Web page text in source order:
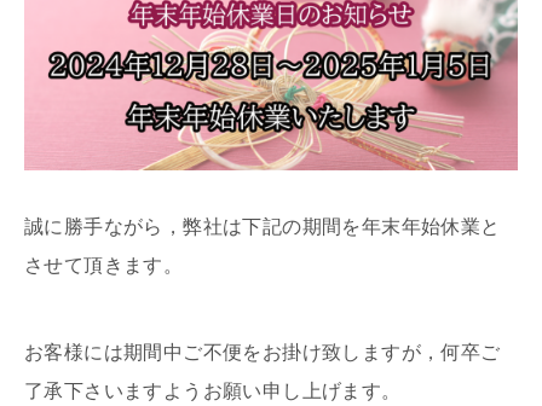
誠に勝手ながら，弊社は下記の期間を年末年始休業と
させて頂きます。
お客様には期間中ご不便をお掛け致しますが，何卒ご
了承下さいますようお願い申し上げます。